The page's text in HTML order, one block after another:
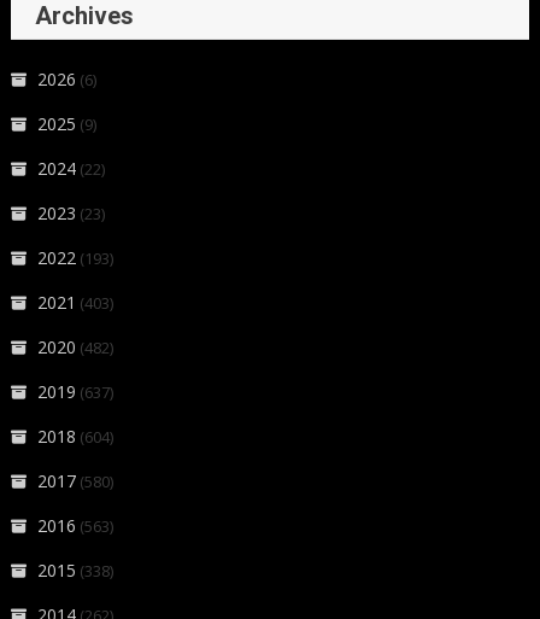
Archives
2026 (6)
2025 (9)
2024 (22)
2023 (23)
2022 (193)
2021 (403)
2020 (482)
2019 (637)
2018 (604)
2017 (580)
2016 (563)
2015 (338)